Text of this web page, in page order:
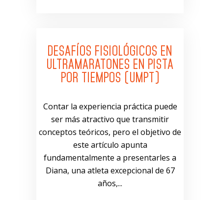
DESAFÍOS FISIOLÓGICOS EN
ULTRAMARATONES EN PISTA
POR TIEMPOS (UMPT)
Contar la experiencia práctica puede
ser más atractivo que transmitir
conceptos teóricos, pero el objetivo de
este artículo apunta
fundamentalmente a presentarles a
Diana, una atleta excepcional de 67
años,...